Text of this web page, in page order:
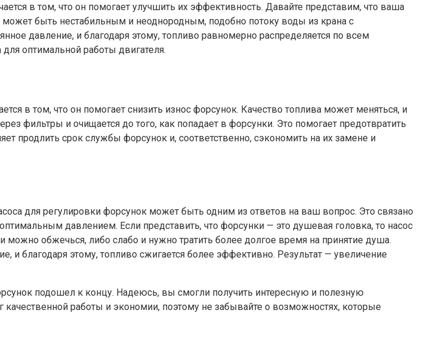
в том, что он помогает улучшить их эффективность. Давайте представим, что ваша
может быть нестабильным и неоднородным, подобно потоку воды из крана с
давление, и благодаря этому, топливо равномерно распределяется по всем
оптимальной работы двигателя.
в том, что он помогает снизить износ форсунок. Качество топлива может меняться, и
фильтры и очищается до того, как попадает в форсунки. Это помогает предотвратить
продлить срок службы форсунок и, соответственно, сэкономить на их замене и
для регулировки форсунок может быть одним из ответов на ваш вопрос. Это связано
давлением. Если представить, что форсунки — это душевая головка, то насос
обжечься, либо слабо и нужно тратить более долгое время на принятие душа.
благодаря этому, топливо сжигается более эффективно. Результат — увеличение
подошел к концу. Надеюсь, вы смогли получить интересную и полезную
работы и экономии, поэтому не забывайте о возможностях, которые